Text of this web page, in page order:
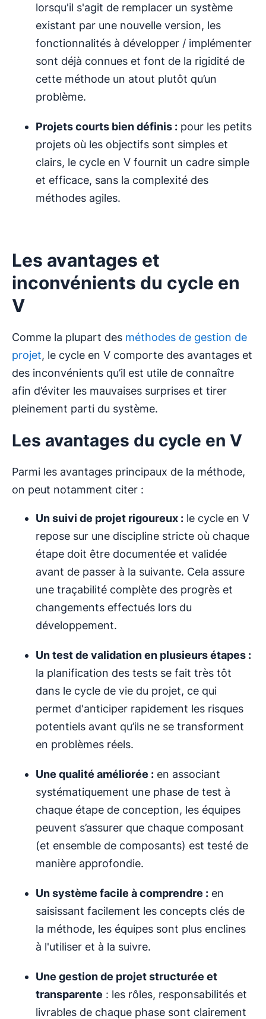
lorsqu'il s'agit de remplacer un système
existant par une nouvelle version, les
fonctionnalités à développer / implémenter
sont déjà connues et font de la rigidité de
cette méthode un atout plutôt qu’un
problème.
Projets courts bien définis : pour les petits
projets où les objectifs sont simples et
clairs, le cycle en V fournit un cadre simple
et efficace, sans la complexité des
méthodes agiles.
Les avantages et
inconvénients du cycle en
V
Comme la plupart des méthodes de gestion de
projet, le cycle en V comporte des avantages et
des inconvénients qu’il est utile de connaître
afin d’éviter les mauvaises surprises et tirer
pleinement parti du système.
Les avantages du cycle en V
Parmi les avantages principaux de la méthode,
on peut notamment citer :
Un suivi de projet rigoureux : le cycle en V
repose sur une discipline stricte où chaque
étape doit être documentée et validée
avant de passer à la suivante. Cela assure
une traçabilité complète des progrès et
changements effectués lors du
développement.
Un test de validation en plusieurs étapes :
la planification des tests se fait très tôt
dans le cycle de vie du projet, ce qui
permet d'anticiper rapidement les risques
potentiels avant qu’ils ne se transforment
en problèmes réels.
Une qualité améliorée : en associant
systématiquement une phase de test à
chaque étape de conception, les équipes
peuvent s’assurer que chaque composant
(et ensemble de composants) est testé de
manière approfondie.
Un système facile à comprendre : en
saisissant facilement les concepts clés de
la méthode, les équipes sont plus enclines
à l'utiliser et à la suivre.
Une gestion de projet structurée et
transparente : les rôles, responsabilités et
livrables de chaque phase sont clairement